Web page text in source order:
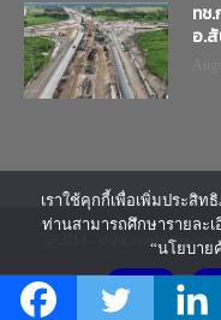
ทช
อ.
@2018 -
เราใช้คุกกี้เพื่อเพิ่มประสิ
ท่านสามารถศึกษารายละ
“นโยบาย
ยอมรับ